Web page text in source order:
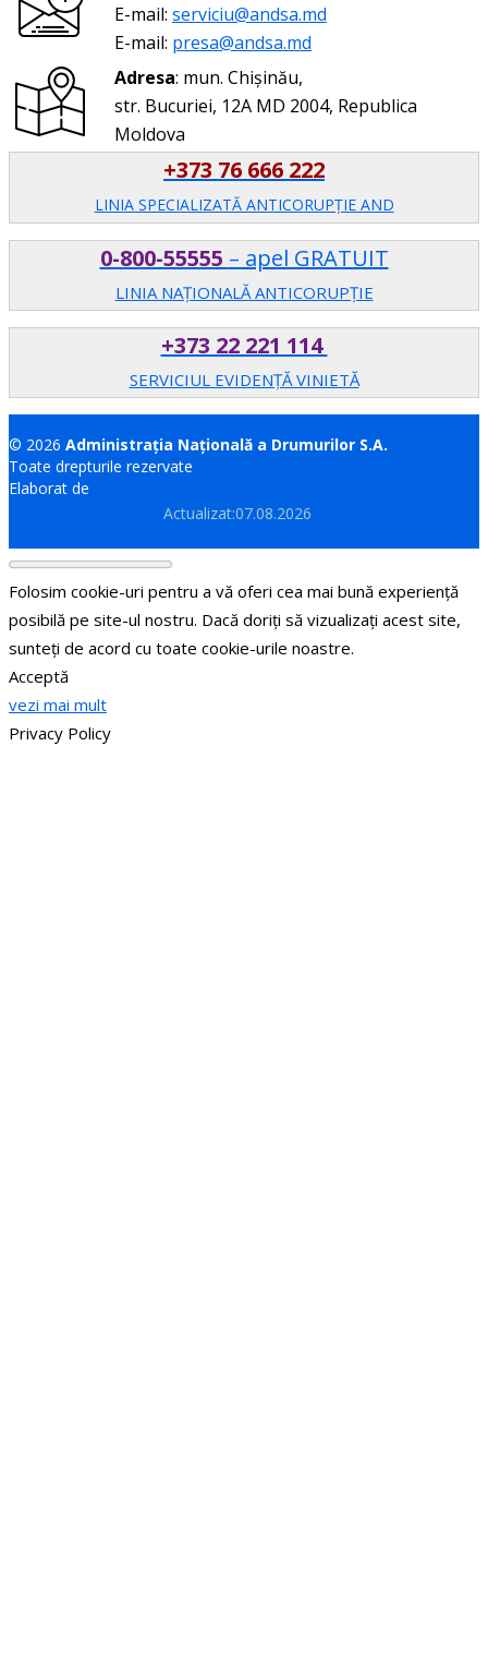
E-mail: serviciu@andsa.md
E-mail: presa@andsa.md
Adresa: mun. Chișinău,
str. Bucuriei, 12A MD 2004, Republica
Moldova
+373 76 666 222
LINIA SPECIALIZATĂ ANTICORUPŢIE AND
0-800-55555 – apel GRATUIT
LINIA NAȚIONALĂ ANTICORUPȚIE
+373 22 221 114
SERVICIUL EVIDENȚĂ VINIETĂ
© 2026 Administrația Națională a Drumurilor S.A.
Toate drepturile rezervate
Elaborat de
Actualizat:07.08.2026
Folosim cookie-uri pentru a vă oferi cea mai bună experiență
posibilă pe site-ul nostru. Dacă doriți să vizualizați acest site,
sunteți de acord cu toate cookie-urile noastre.
Acceptă
vezi mai mult
Privacy Policy